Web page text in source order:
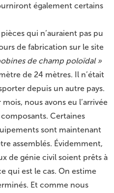
également certains
qui n’auraient pas pu
de fabrication sur le site
de champ poloïdal »
de 24 mètres. Il n’était
depuis un autre pays.
nous avons eu l’arrivée
Certaines
sont maintenant
assemblés. Évidemment,
de génie civil soient prêts à
qui est le cas. On estime
Et comme nous